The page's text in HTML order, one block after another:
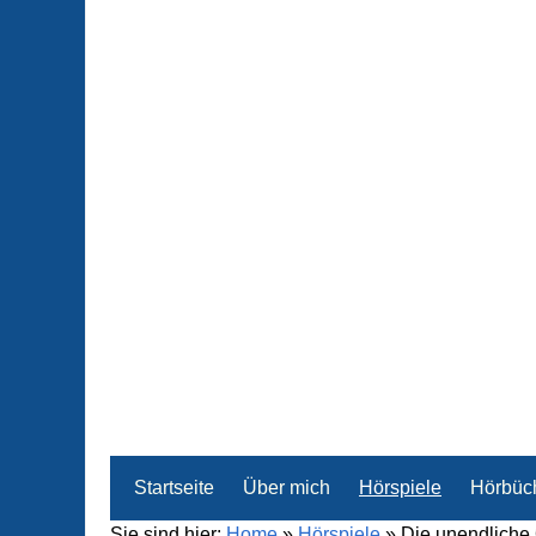
Startseite Über mich Hörspiele